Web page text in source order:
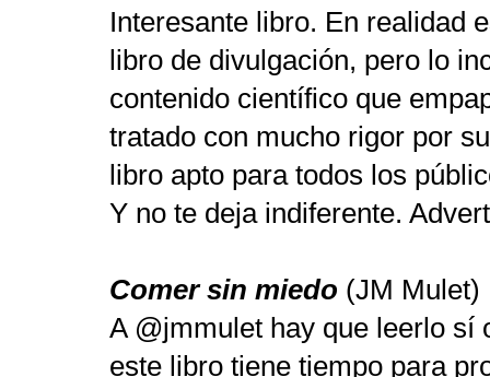
Interesante libro. En realidad
libro de divulgación, pero lo
contenido científico que
tratado con mucho rigor por
libro apto para todos los
Y no te deja indiferente.
Comer sin miedo (JM Mulet)
A @jmmulet hay que leerlo sí
este libro tiene tiempo para